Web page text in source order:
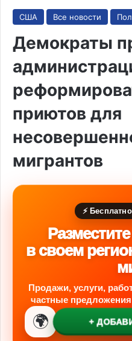
США Все новости
Демократы
приютов для
мигрантов
⚡
в своем
Продажи, услуги,
частные
🌍 +